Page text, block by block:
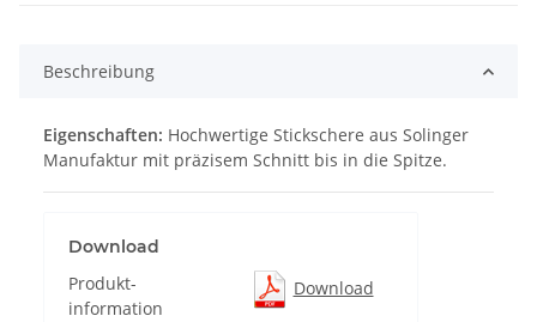
Beschreibung
Eigenschaften: Hochwertige Stickschere aus Solinger
Manufaktur mit präzisem Schnitt bis in die Spitze.
Download
Produkt-
information
Download